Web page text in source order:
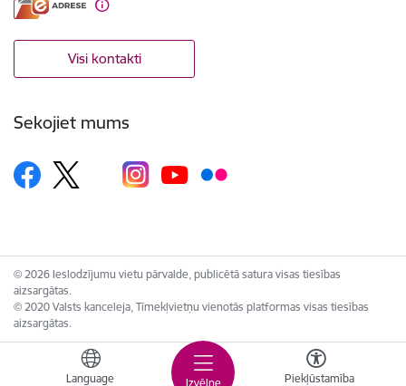
Izvēlne
Language Piekļūstamība
Visi kontakti
Sekojiet mums
© 2026 Ieslodzījumu vietu pārvalde, publicētā satura visas tiesības
aizsargātas.
© 2020 Valsts kanceleja, Tīmekļvietņu vienotās platformas visas tiesības
aizsargātas.